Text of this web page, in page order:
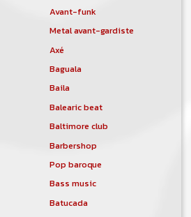
Avant-funk
Metal avant-gardiste
Axé
Baguala
Baila
Balearic beat
Baltimore club
Barbershop
Pop baroque
Bass music
Batucada